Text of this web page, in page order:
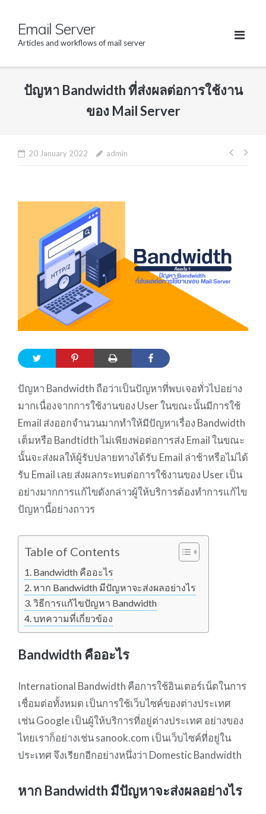
content
Email Server
Articles and workflows of mail server
ปัญหา Bandwidth ที่ส่งผลต่อการใช้งาน
ของ Mail Server
20 January 2022 admin
ปัญหา Bandwidth ถือว่าเป็นปัญหาที่พบเจอทั่วไปอย่าง
มากเนื่องจากการใช้งานของ User ในขณะนั้นมีการใช้
Email ส่งออกจำนวนมากทำให้มีปัญหาเรื่อง Bandwidth
เต็มหรือ Bandtidth ไม่เพียงพ่อต่อการส่ง Email ในขณะ
นั้นจะส่งผลให้ผู้รับปลายทางได้รับ Email ล่าช้าหรือไม่ได้
รับ Email เลย ส่งผลกระทบต่อการใช้งานของ User เป็น
อย่างมากการแก้ไขดังกล่าวผู้ให้บริการต้องทำการแก้ไข
ปัญหานี้อย่างถาวร
Table of Contents
Bandwidth คืออะไร
หาก Bandwidth มีปัญหาจะส่งผลอย่างไร
วิธีการแก้ไขปัญหา Bandwidth
บทความที่เกี่ยวข้อง
Bandwidth คืออะไร
International Bandwidth คือการใช้อินเตอร์เน็ตในการ
เชื่อมต่อทั้งหมด เป็นการใช้เว็บไซค์ของต่างประเทศ
เช่น Google เป็นผู้ให้บริการที่อยู่ต่างประเทศ อย่างของ
ไทยเราก็อย่างเช่น sanook.com เป็นเว็บไซค์ที่อยู่ใน
ประเทศ จึงเรียกอีกอย่างหนึ่งว่า Domestic Bandwidth
หาก Bandwidth มีปัญหาจะส่งผลอย่างไร